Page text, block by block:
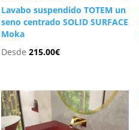
Lavabo suspendido TOTEM un
seno centrado SOLID SURFACE
Moka
Desde215.00€